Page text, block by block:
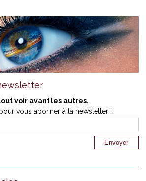
voir avant les autres.
vous abonner à la newsletter :